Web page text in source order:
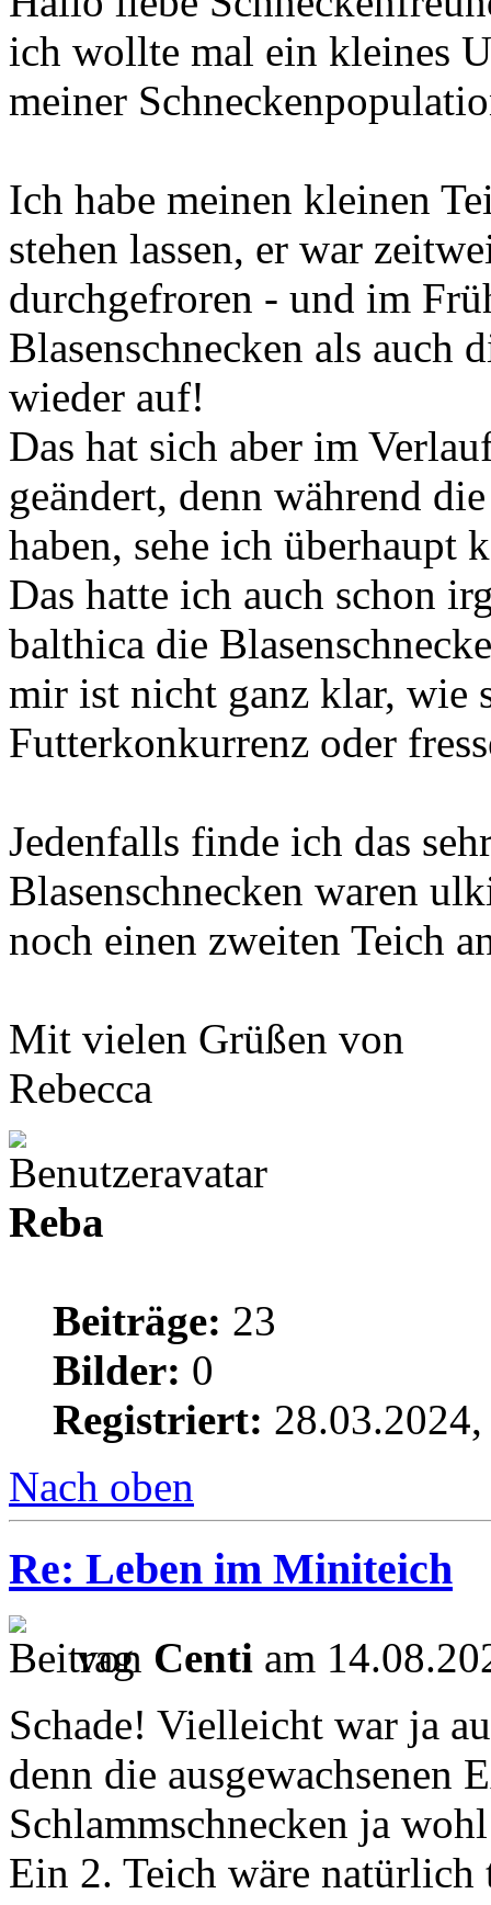
ich wollte mal ein kleines
meiner
Ich habe meinen kleinen
stehen lassen, er war
durchgefroren - und im
Blasenschnecken als auch
wieder auf!
Das hat sich aber im
geändert, denn während
haben, sehe ich überhaupt
Das hatte ich auch schon
balthica die
mir ist nicht ganz klar, wie
Futterkonkurrenz oder
Jedenfalls finde ich das
Blasenschnecken waren
noch einen zweiten Teich
Mit vielen Grüßen von
Rebecca
Reba
Beiträge: 23
Bilder: 0
Registriert:
Nach oben
Re: Leben im Miniteich
von Centi am
Schade! Vielleicht war ja
denn die ausgewachsenen
Schlammschnecken ja
Ein 2. Teich wäre